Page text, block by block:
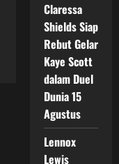
Claressa
Shields Siap
Rebut Gelar
Kaye Scott
dalam Duel
Dunia 15
Agustus
Lennox
Lewis